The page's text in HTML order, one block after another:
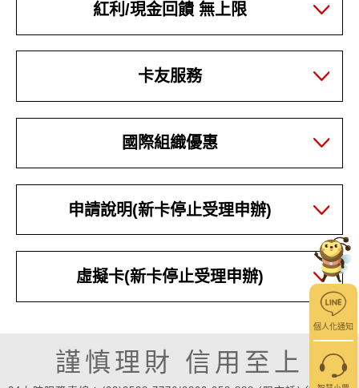
個人化通知
紅利/現金回饋 無上限
卡友服務
國際組織優惠
申請說明(新卡停止受理申辦)
虛擬卡(新卡停止受理申辦)
謹慎理財 信用至上